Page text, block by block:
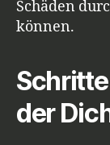
Schäden
können.
der